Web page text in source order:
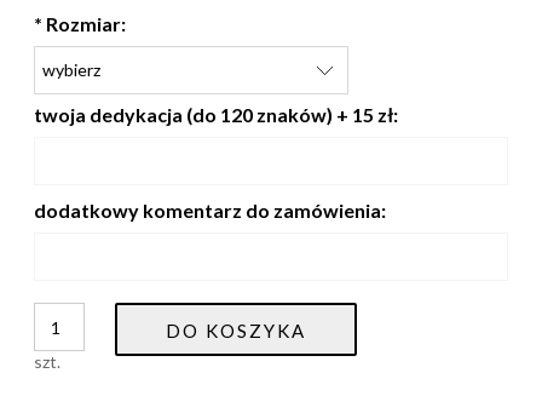
* Rozmiar:
twoja dedykacja (do 120 znaków) + 15 zł:
dodatkowy komentarz do zamówienia:
szt.
DO KOSZYKA